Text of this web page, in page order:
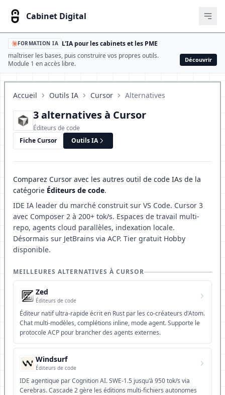
Cabinet Digital
FORMATION IA L'IA pour les cabinets et les PME
maîtriser les bases, puis construire vos propres outils.
Module 1 en accès libre.
Découvrir
Accueil Outils IA Cursor Alternatives
3 alternatives à Cursor
Éditeurs de code
Fiche Cursor
Outils IA
Comparez Cursor avec les autres outil de code IAs de la
catégorie Éditeurs de code.
IDE IA leader du marché construit sur VS Code. Cursor 3
avec Composer 2 à 200+ tok/s. Espaces de travail multi-
repo, agents cloud parallèles, indexation locale.
Désormais sur JetBrains via ACP. Tier gratuit Hobby
disponible.
MEILLEURES ALTERNATIVES À CURSOR
Zed
Éditeurs de code
Éditeur natif ultra-rapide écrit en Rust par les co-créateurs d'Atom.
Chat multi-modèles, complétions inline, mode agent. Supporte le
protocole ACP pour brancher des agents externes.
Windsurf
Éditeurs de code
IDE agentique par Cognition AI. SWE-1.5 jusqu'à 950 tok/s via
Cerebras. Cascade 2 gère les éditions multi-fichiers autonomes